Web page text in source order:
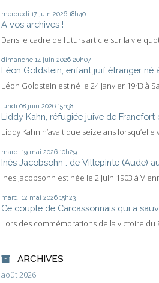
mercredi 17 juin 2026 18h40
A vos archives !
Dans le cadre de futurs article sur la vie
dimanche 14 juin 2026 20h07
Léon Goldstein, enfant juif étranger né
Léon Goldstein est né le 24 janvier 1943 à
lundi 08 juin 2026 15h38
Liddy Kahn, réfugiée juive de Francfort
Liddy Kahn n’avait que seize ans lorsqu’elle
mardi 19 mai 2026 10h29
Inès Jacobsohn : de Villepinte (Aude) au
Ines Jacobsohn est née le 2 juin 1903 à
mardi 12 mai 2026 15h23
Ce couple de Carcassonnais qui a
Lors des commémorations de la victoire du
ARCHIVES
août 2026